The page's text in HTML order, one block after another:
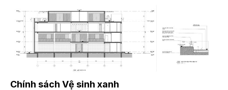
Chính sách Vệ sinh xanh